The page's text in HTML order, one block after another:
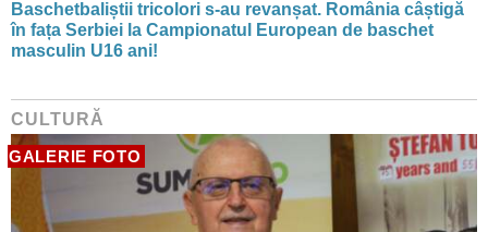
Baschetbaliștii tricolori s-au revanșat. România câștigă
în fața Serbiei la Campionatul European de baschet
masculin U16 ani!
CULTURĂ
GALERIE FOTO